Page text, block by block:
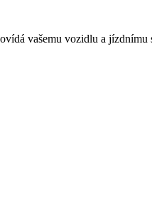
vašemu vozidlu a